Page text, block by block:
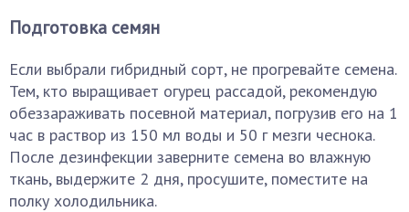
Подготовка семян
Если выбрали гибридный сорт, не прогревайте семена.
Тем, кто выращивает огурец рассадой, рекомендую
обеззараживать посевной материал, погрузив его на 1
час в раствор из 150 мл воды и 50 г мезги чеснока.
После дезинфекции заверните семена во влажную
ткань, выдержите 2 дня, просушите, поместите на
полку холодильника.